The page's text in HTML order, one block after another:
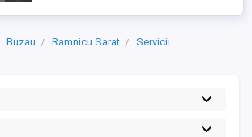
Buzau Ramnicu Sarat
Servicii